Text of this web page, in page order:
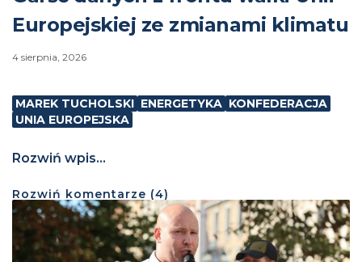
Europejskiej ze zmianami klimatu
4 sierpnia, 2026
MAREK TUCHOLSKI ENERGETYKA KONFEDERACJA
UNIA EUROPEJSKA
Rozwiń wpis...
Rozwiń komentarze (4)